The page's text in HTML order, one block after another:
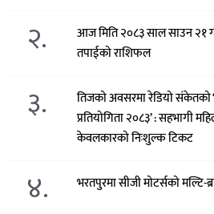
२.
आज मिति २०८३ साल साउन २१
तपाईको राशिफल
३.
तिजको अवसरमा रेडियो
प्रतियोगिता २०८३’ : सहभागी
केवलकारको निःशुल्क टिकट
४. भरतपुरमा सीजी मोटर्सको